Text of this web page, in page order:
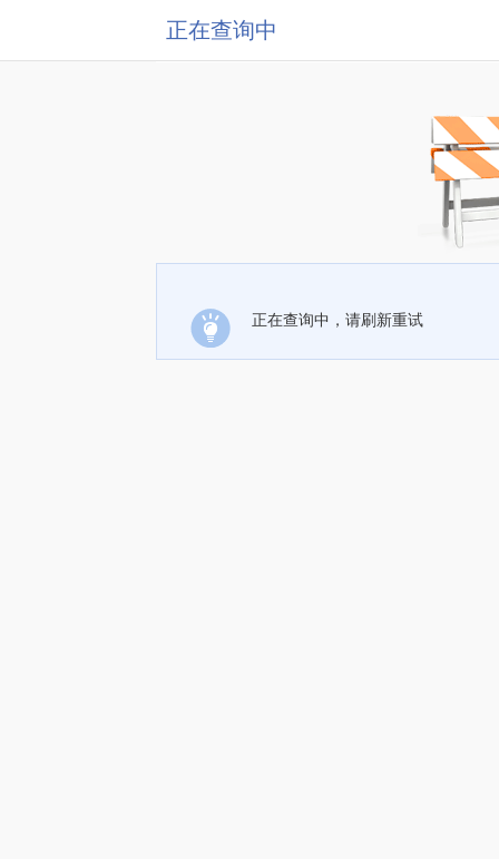
正在查询中
正在查询中，请刷新重试